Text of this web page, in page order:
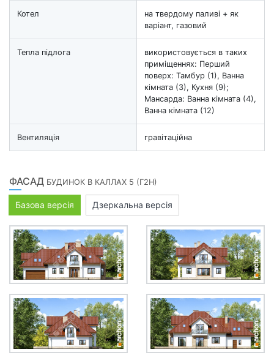
Котел
на твердому паливі + як
варіант, газовий
Тепла підлога
використовується в таких
приміщеннях: Перший
поверх: Тамбур (1), Ванна
кімната (3), Кухня (9);
Мансарда: Ванна кімната (4),
Ванна кімната (12)
Вентиляція гравітаційна
ФАСАД БУДИНОК В КАЛЛАХ 5 (Г2Н)
Базова версія Дзеркальна версія